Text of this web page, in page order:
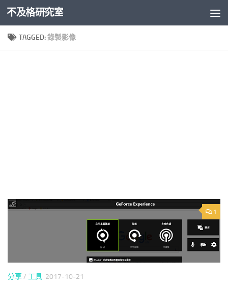
Skip to content
不及格研究室
TAGGED:錄製影像
1
分享/ 工具 2017-10-21